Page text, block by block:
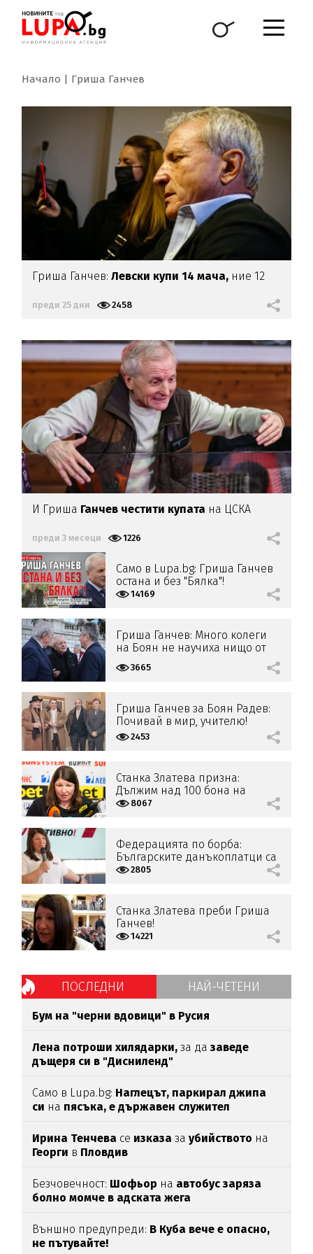
Начало Гриша Ганчев
Гриша Ганчев: Левски купи 14 мача, ние 12
преди 25 дни 2458
И Гриша Ганчев честити купата на ЦСКА
преди 3 месеци 1226
Само в Lupa.bg: Гриша Ганчев
остана и без "Бялка"!
14169
Гриша Ганчев: Много колеги
на Боян не научиха нищо от
3665
Гриша Ганчев за Боян Радев:
Почивай в мир, учителю!
2453
Станка Златева призна:
Дължим над 100 бона на
Гриша Ганчев!
8067
Федерацията по борба:
Българските данъкоплатци са
финансирали неправомерно
2805
Станка Златева преби Гриша
Ганчев!
14221
ПОСЛЕДНИ НАЙ-ЧЕТЕНИ
Бум на "черни вдовици" в Русия
Лена потроши хилядарки,за да заведе
дъщеря си в "Дисниленд"
Само в Lupa.bg: Наглецът, паркирал джипа
си на пясъка, е държавен служител
Ирина Тенчева се изказазаубийството на
Георги в Пловдив
Безчовечност: Шофьор на автобус заряза
болно момче в адската жега
Външно предупреди: В Куба вече е опасно,
не пътувайте!